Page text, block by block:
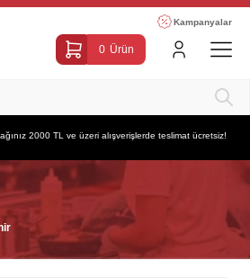
Kampanyalar
0 Ürün
2000 TL ve üzeri alışverişlerde teslimat ücretsiz!